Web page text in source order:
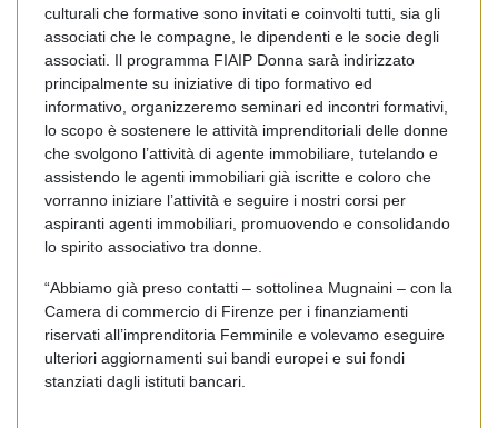
culturali che formative sono invitati e coinvolti tutti, sia gli
associati che le compagne, le dipendenti e le socie degli
associati. Il programma FIAIP Donna sarà indirizzato
principalmente su iniziative di tipo formativo ed
informativo, organizzeremo seminari ed incontri formativi,
lo scopo è sostenere le attività imprenditoriali delle donne
che svolgono l’attività di agente immobiliare, tutelando e
assistendo le agenti immobiliari già iscritte e coloro che
vorranno iniziare l’attività e seguire i nostri corsi per
aspiranti agenti immobiliari, promuovendo e consolidando
lo spirito associativo tra donne.
“Abbiamo già preso contatti – sottolinea Mugnaini – con la
Camera di commercio di Firenze per i finanziamenti
riservati all’imprenditoria Femminile e volevamo eseguire
ulteriori aggiornamenti sui bandi europei e sui fondi
stanziati dagli istituti bancari.